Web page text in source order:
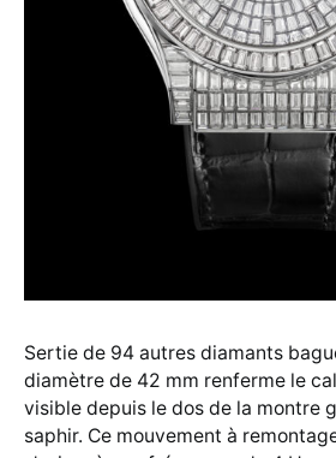
Sertie de 94 autres diamants
diamètre de 42 mm renferme le
visible depuis le dos de la montre
saphir. Ce mouvement à